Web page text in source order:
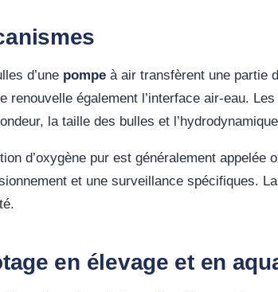
d’une pompe à air transfèrent une partie
renouvelle également l’interface air-eau.
la taille des bulles et
d’oxygène pur est généralement
et une surveillance spécifiques.
en élevage et en